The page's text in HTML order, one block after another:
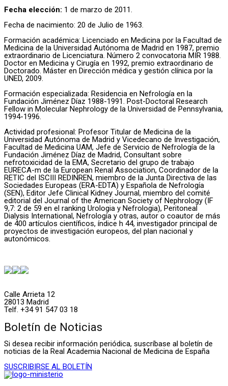
Fecha elección: 1 de marzo de 2011.
Fecha de nacimiento: 20 de Julio de 1963.
Formación académica: Licenciado en Medicina por la Facultad de
Medicina de la Universidad Autónoma de Madrid en 1987, premio
extraordinario de Licenciatura. Número 2 convocatoria MIR 1988.
Doctor en Medicina y Cirugía en 1992, premio extraordinario de
Doctorado. Máster en Dirección médica y gestión clínica por la
UNED, 2009.
Formación especializada: Residencia en Nefrología en la
Fundación Jiménez Díaz 1988-1991. Post-Doctoral Research
Fellow in Molecular Nephrology de la Universidad de Pennsylvania,
1994-1996.
Actividad profesional: Profesor Titular de Medicina de la
Universidad Autónoma de Madrid y Vicedecano de Investigación,
Facultad de Medicina UAM, Jefe de Servicio de Nefrología de la
Fundación Jiménez Díaz de Madrid, Consultant sobre
nefrotoxicidad de la EMA, Secretario del grupo de trabajo
EURECA-m de la European Renal Association, Coordinador de la
RETIC del ISCIII REDINREN, miembro de la Junta Directiva de las
Sociedades Europeas (ERA-EDTA) y Española de Nefrología
(SEN), Editor Jefe Clinical Kidney Journal, miembro del comité
editorial del Journal of the American Society of Nephrology (IF
9,7: 2 de 59 en el ranking Urologia y Nefrologia), Peritoneal
Dialysis International, Nefrología y otras, autor o coautor de más
de 400 artículos científicos, índice h 44, investigador principal de
proyectos de investigación europeos, del plan nacional y
autonómicos.
Calle Arrieta 12
28013 Madrid
Telf. +34 91 547 03 18
Boletín de Noticias
Si desea recibir información periódica, suscríbase al boletín de
noticias de la Real Academia Nacional de Medicina de España
SUSCRIBIRSE AL BOLETÍN